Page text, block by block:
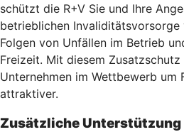
schützt die R+V Sie und Ihre
betrieblichen
Folgen von Unfällen im Betrieb
Freizeit. Mit diesem Zusatzschutz
Unternehmen im Wettbewerb um
attraktiver.
Zusätzliche